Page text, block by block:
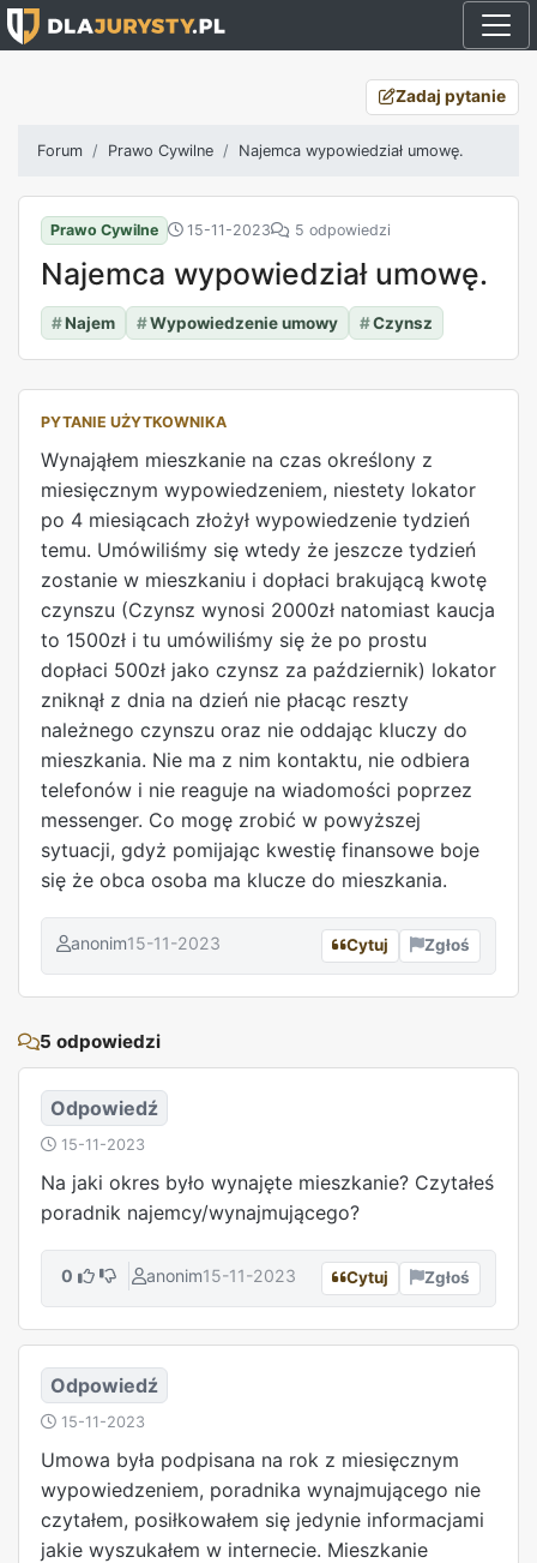
Zadaj pytanie
Forum Prawo Cywilne Najemca wypowiedział umowę.
Prawo Cywilne 15-11-2023 5 odpowiedzi
Najemca wypowiedział umowę.
#Najem #Wypowiedzenie umowy #Czynsz
PYTANIE UŻYTKOWNIKA
Wynająłem mieszkanie na czas określony z
miesięcznym wypowiedzeniem, niestety lokator
po 4 miesiącach złożył wypowiedzenie tydzień
temu. Umówiliśmy się wtedy że jeszcze tydzień
zostanie w mieszkaniu i dopłaci brakującą kwotę
czynszu (Czynsz wynosi 2000zł natomiast kaucja
to 1500zł i tu umówiliśmy się że po prostu
dopłaci 500zł jako czynsz za październik) lokator
zniknął z dnia na dzień nie płacąc reszty
należnego czynszu oraz nie oddając kluczy do
mieszkania. Nie ma z nim kontaktu, nie odbiera
telefonów i nie reaguje na wiadomości poprzez
messenger. Co mogę zrobić w powyższej
sytuacji, gdyż pomijając kwestię finansowe boje
się że obca osoba ma klucze do mieszkania.
anonim15-11-2023 Cytuj Zgłoś
5 odpowiedzi
Odpowiedź
15-11-2023
Na jaki okres było wynajęte mieszkanie? Czytałeś
poradnik najemcy/wynajmującego?
0 anonim15-11-2023 Cytuj Zgłoś
Odpowiedź
15-11-2023
Umowa była podpisana na rok z miesięcznym
wypowiedzeniem, poradnika wynajmującego nie
czytałem, posiłkowałem się jedynie informacjami
jakie wyszukałem w internecie. Mieszkanie